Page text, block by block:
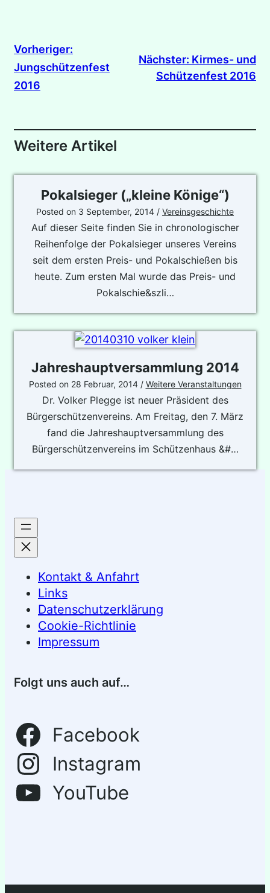
Vorheriger:
Jungschützenfest
2016
Nächster: Kirmes- und
Schützenfest 2016
Weitere Artikel
Pokalsieger („kleine Könige“)
Posted on 3 September, 2014 / Vereinsgeschichte
Auf dieser Seite finden Sie in chronologischer
Reihenfolge der Pokalsieger unseres Vereins
seit dem ersten Preis- und Pokalschießen bis
heute. Zum ersten Mal wurde das Preis- und
Pokalschie&szli…
Jahreshauptversammlung 2014
Posted on 28 Februar, 2014/ Weitere Veranstaltungen
Dr. Volker Plegge ist neuer Präsident des
Bürgerschützenvereins. Am Freitag, den 7. März
fand die Jahreshauptversammlung des
Bürgerschützenvereins im Schützenhaus &#…
Kontakt & Anfahrt
Links
Datenschutzerklärung
Cookie-Richtlinie
Impressum
Folgt uns auch auf…
Facebook
Instagram
YouTube